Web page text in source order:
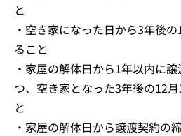
と
・空き家になった日から3年後
ること
・家屋の解体日から1年以内に
つ、空き家となった3年後の12
と
・家屋の解体日から譲渡契約の